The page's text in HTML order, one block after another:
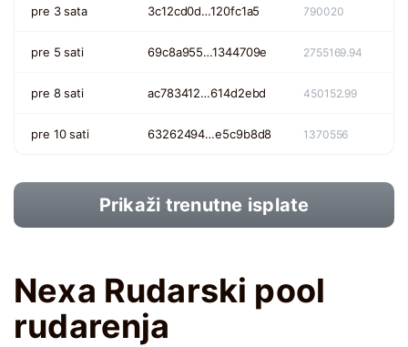
pre 3 sata 3c12cd0d…120fc1a5 790020
pre 5 sati 69c8a955…1344709e 2755169.94
pre 8 sati ac783412…614d2ebd 450152.99
pre 10 sati 63262494…e5c9b8d8 1370556
Prikaži trenutne isplate
Nexa Rudarski pool
rudarenja